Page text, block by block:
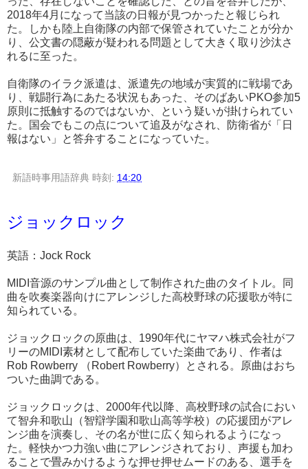
2018年4月になって当該の日報が見つかったと報じられ
た。しかも陸上自衛隊の内部で保管されていたことが分か
り、公文書の隠蔽が疑われる問題として大きく取り沙汰さ
れるに至った。
自衛隊のイラク派遣は、派遣先の地域が実質的に戦場であ
り、戦闘行為にあたる状況もあった、そのばあいPKO参加5
原則に抵触するのではないか、という疑いが掛けられてい
た。国会でもこの点について追及がなされ、防衛省が「日
報はない」と答弁することになっていた。
新語時事用語辞典 時刻: 14:20
ジョックロック
英語：Jock Rock
MIDI音源のサンプル曲として制作された曲のタイトル。同
曲を吹奏楽器向けにアレンジした高校野球の応援歌が特に
知られている。
ジョックロックの原曲は、1990年代にヤマハ株式会社がフ
リーのMIDI素材として配布していた楽曲であり、作者は
Rob Rowberry （Robert Rowberry）とされる。原曲はおち
ついた曲調である。
ジョックロックは、2000年代以降、高校野球の試合におい
て智弁和歌山（智辯学園和歌山高等学校）の応援団がアレ
ンジ曲を演奏し、その名が世に広く知られるようになっ
た。軽快かつ力強い曲にアレンジされており、声援も加わ
ることで畳みかけるような押せ押せムードのある、選手を